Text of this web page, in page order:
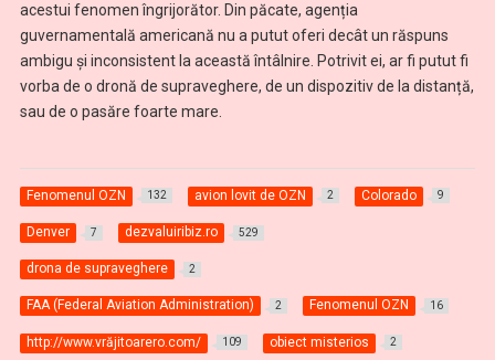
acestui fenomen îngrijorător. Din păcate, agenția
guvernamentală americană nu a putut oferi decât un răspuns
ambigu și inconsistent la această întâlnire. Potrivit ei, ar fi putut fi
vorba de o dronă de supraveghere, de un dispozitiv de la distanță,
sau de o pasăre foarte mare.
Fenomenul OZN 132 avion lovit de OZN 2 Colorado 9
Denver 7 dezvaluiribiz.ro 529
drona de supraveghere 2
FAA (Federal Aviation Administration) 2 Fenomenul OZN 16
http://www.vrăjitoarero.com/ 109 obiect misterios 2